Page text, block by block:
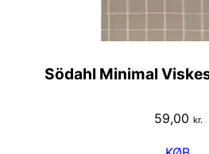
Södahl Minimal
59,00 kr.